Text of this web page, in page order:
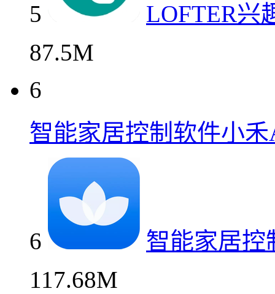
5
LOFTER兴
87.5M
6
智能家居控制软件小禾
6
智能家居控
117.68M